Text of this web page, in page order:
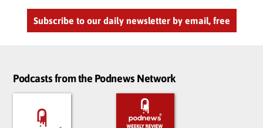
Subscribe to our daily newsletter by email, free
Podcasts from the Podnews Network